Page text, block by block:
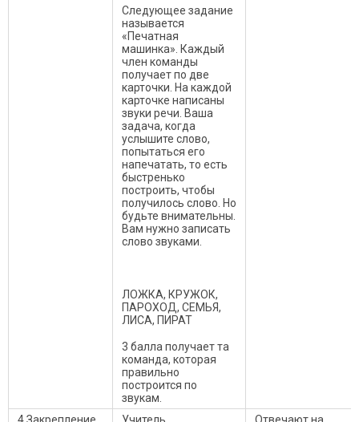
Следующее задание
называется
«Печатная
машинка». Каждый
член команды
получает по две
карточки. На каждой
карточке написаны
звуки речи. Ваша
задача, когда
услышите слово,
попытаться его
напечатать, то есть
быстренько
построить, чтобы
получилось слово. Но
будьте внимательны.
Вам нужно записать
слово звуками.
ЛОЖКА, КРУЖОК,
ПАРОХОД, СЕМЬЯ,
ЛИСА, ПИРАТ
3 балла получает та
команда, которая
правильно
построится по
звукам.